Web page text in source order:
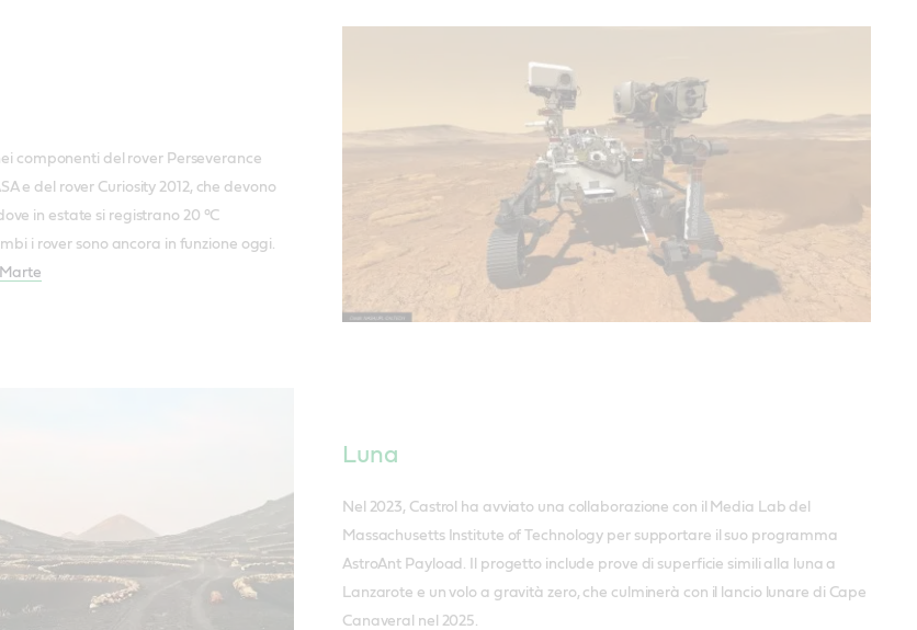
componenti del rover Perseverance
e del rover Curiosity 2012, che devono
in estate si registrano 20 °C
i rover sono ancora in funzione oggi.
Luna
Nel 2023, Castrol ha avviato una collaborazione con il Media Lab del
Massachusetts Institute of Technology per supportare il suo programma
AstroAnt Payload. Il progetto include prove di superficie simili alla luna a
Lanzarote e un volo a gravità zero, che culminerà con il lancio lunare di Cape
Canaveral nel 2025.